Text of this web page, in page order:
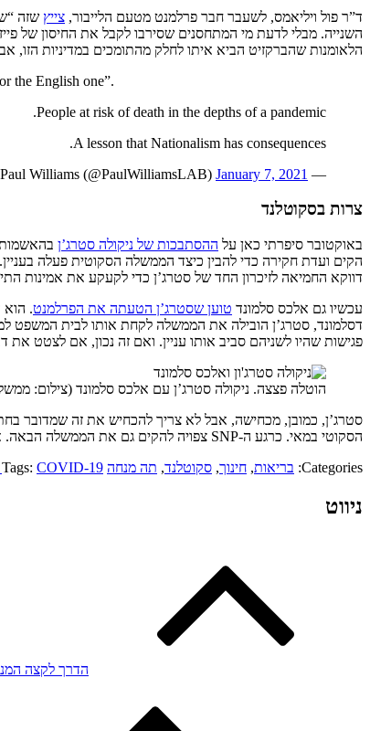
ד”ר פול ויליאמס, לשעבר חבר פרלמנט מטעם הלייבור, צייץ שזה
השנייה. מבלי לדעת מי המתחסנים שסירבו לקבל את החיסון של
הלאומנות שהברקזיט הביא איתו לחלק מהתומכים במדיניות
the English one”.
People at risk of death in the depths of a pandemic.
A lesson that Nationalism has consequences.
— Dr Paul Williams (@PaulWilliamsLAB)
January 7, 2021
צרות בסקוטלנד
באוקטובר סיפרתי כאן על ההסתבכות של ניקולה סטרג’ן
הקים ועדת חקירה כדי להבין כיצד הממשלה הסקוטית פעלה
דווקא החמיאה לזיכרון החד של סטרג’ן כדי לקעקע את אמינות
עכשיו גם אלכס סלמונד טוען שסטרג’ן הטעתה את הפרלמנט. הוא
דסלמונד, סטרג’ן הובילה את הממשלה לקחת אותו לבית המשפט
פגישות שהיו לשניהם סביב אותו עניין. ואם זה נכון, אם לצטט
הוטלה פצצה. ניקולה סטרג’ן עם אלכס סלמונד (צילום:
סטרג’ן, כמובן, מכחישה, אבל לא צריך להכחיש את זה שמדובר
הסקוטי במאי. כרגע ה-SNP צפויה להקים גם את הממשלה הבאה. אבל הסתבכות בפרשה מהסוג הזה, של הסתרת מידע במכוון מהפרלמנט, עשויה לעלות ל-SNP ביוקר. העסק ללא ספק מתחמם.
Categories: בריאות, חינוך, סקוטלנד, תה מנחה Tags: COVID-19 (קורונה)
ניווט
הדרך לקצה